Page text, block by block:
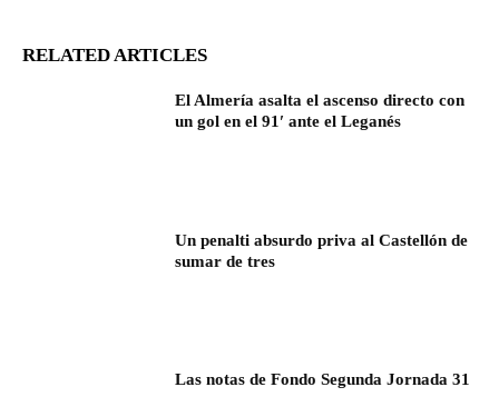
RELATED ARTICLES
El Almería asalta el ascenso directo con
un gol en el 91′ ante el Leganés
Un penalti absurdo priva al Castellón de
sumar de tres
Las notas de Fondo Segunda Jornada 31